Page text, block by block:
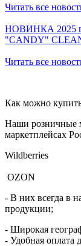
Читать все
НОВИНКА 2025
"CANDY"
Читать все
Как можно
Наши розничные
маркетплейсах
Wildberries
OZON
- В них всегда в
продукции;
- Широкая
- Удобная оплата